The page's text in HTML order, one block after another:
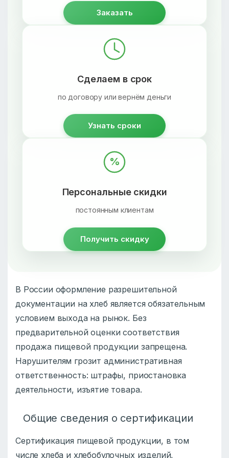
Заказать
Сделаем в срок
по договору или вернём деньги
Узнать сроки
%
Персональные скидки
постоянным клиентам
Получить скидку
В России оформление разрешительной
документации на хлеб является обязательным
условием выхода на рынок. Без
предварительной оценки соответствия
продажа пищевой продукции запрещена.
Нарушителям грозит административная
ответственность: штрафы, приостановка
деятельности, изъятие товара.
Общие сведения о сертификации
Сертификация пищевой продукции, в том
числе хлеба и хлебобулочных изделий,